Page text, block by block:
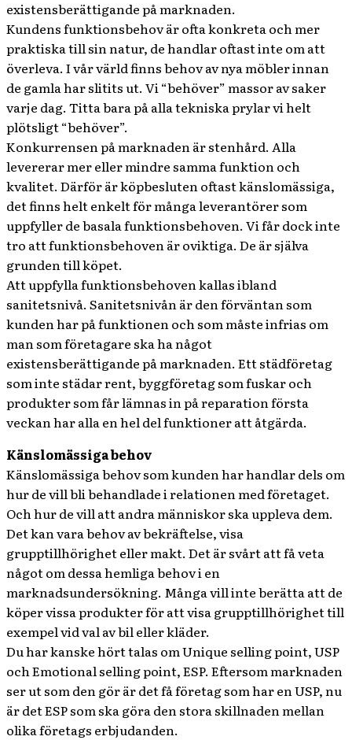
existensberättigande på marknaden.
Kundens funktionsbehov är ofta konkreta och mer
praktiska till sin natur, de handlar oftast inte om att
överleva. I vår värld finns behov av nya möbler innan
de gamla har slitits ut. Vi “behöver” massor av saker
varje dag. Titta bara på alla tekniska prylar vi helt
plötsligt “behöver”.
Konkurrensen på marknaden är stenhård. Alla
levererar mer eller mindre samma funktion och
kvalitet. Därför är köpbesluten oftast känslomässiga,
det finns helt enkelt för många leverantörer som
uppfyller de basala funktionsbehoven. Vi får dock inte
tro att funktionsbehoven är oviktiga. De är själva
grunden till köpet.
Att uppfylla funktionsbehoven kallas ibland
sanitetsnivå. Sanitetsnivån är den förväntan som
kunden har på funktionen och som måste infrias om
man som företagare ska ha något
existensberättigande på marknaden. Ett städföretag
som inte städar rent, byggföretag som fuskar och
produkter som får lämnas in på reparation första
veckan har alla en hel del funktioner att åtgärda.
Känslomässiga behov
Känslomässiga behov som kunden har handlar dels om
hur de vill bli behandlade i relationen med företaget.
Och hur de vill att andra människor ska uppleva dem.
Det kan vara behov av bekräftelse, visa
grupptillhörighet eller makt. Det är svårt att få veta
något om dessa hemliga behov i en
marknadsundersökning. Många vill inte berätta att de
köper vissa produkter för att visa grupptillhörighet till
exempel vid val av bil eller kläder.
Du har kanske hört talas om Unique selling point, USP
och Emotional selling point, ESP. Eftersom marknaden
ser ut som den gör är det få företag som har en USP, nu
är det ESP som ska göra den stora skillnaden mellan
olika företags erbjudanden.